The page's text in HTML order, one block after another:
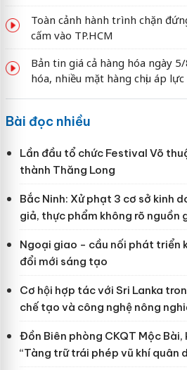
Toàn cảnh hành trình chặn
cấm vào TP.HCM
Bản tin giá cả hàng hóa ngày
hóa, nhiều mặt hàng chịu áp lực
Bài đọc nhiều
Lần đầu tổ chức Festival Võ
thành Thăng Long
Bắc Ninh: Xử phạt 3 cơ sở kinh
giả, thực phẩm không rõ nguồn
Ngoại giao - cầu nối phát triển
đổi mới sáng tạo
Cơ hội hợp tác với Sri Lanka
chế tạo và công nghệ nông
Đồn Biên phòng CKQT Mộc Bài,
“Tàng trữ trái phép vũ khí quân